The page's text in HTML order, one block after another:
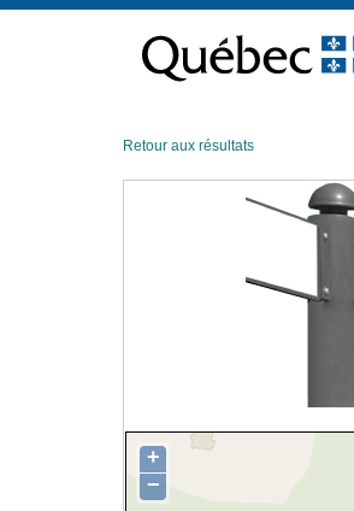
contenu
Retour aux résultats
+
−